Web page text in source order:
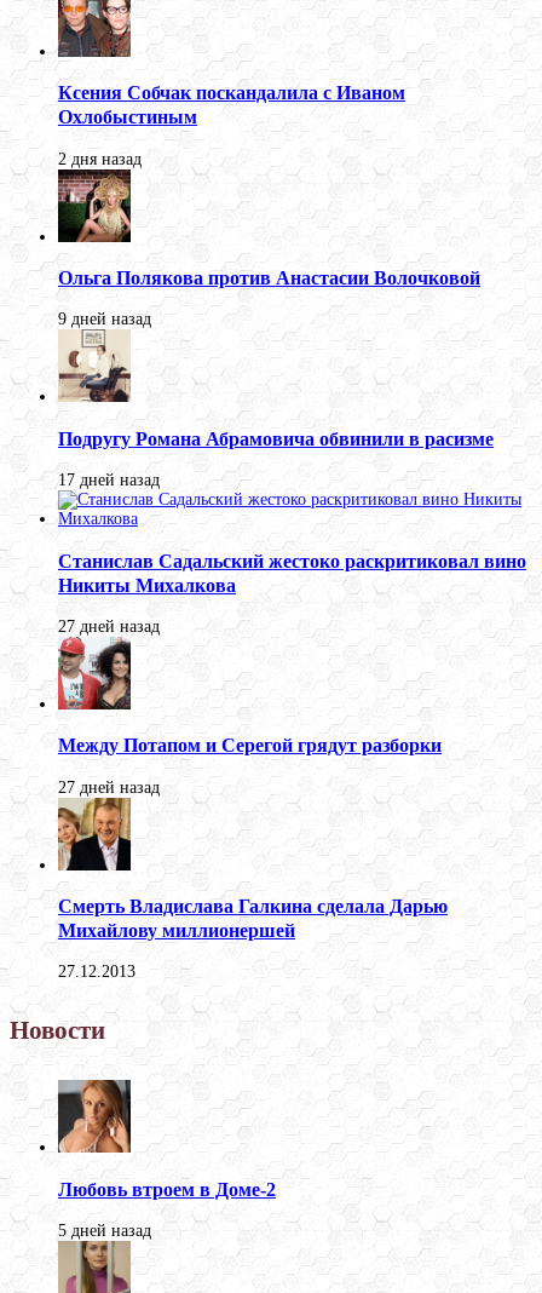
Ксения Собчак поскандалила с Иваном
Охлобыстиным
2 дня назад
Ольга Полякова против Анастасии Волочковой
9 дней назад
Подругу Романа Абрамовича обвинили в расизме
17 дней назад
Станислав Садальский жестоко раскритиковал вино
Никиты Михалкова
27 дней назад
Между Потапом и Серегой грядут разборки
27 дней назад
Смерть Владислава Галкина сделала Дарью
Михайлову миллионершей
27.12.2013
Новости
Любовь втроем в Доме-2
5 дней назад